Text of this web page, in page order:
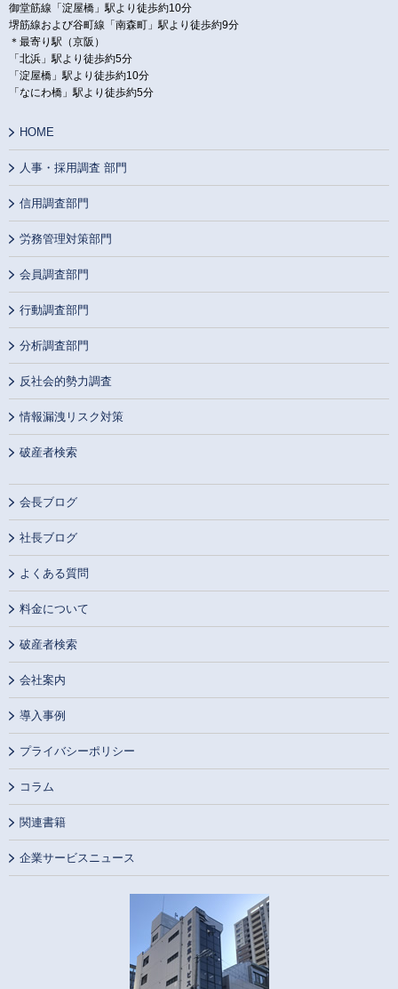
御堂筋線「淀屋橋」駅より徒歩約10分
堺筋線および谷町線「南森町」駅より徒歩約9分
＊最寄り駅（京阪）
「北浜」駅より徒歩約5分
「淀屋橋」駅より徒歩約10分
「なにわ橋」駅より徒歩約5分
HOME
人事・採用調査 部門
信用調査部門
労務管理対策部門
会員調査部門
行動調査部門
分析調査部門
反社会的勢力調査
情報漏洩リスク対策
破産者検索
会長ブログ
社長ブログ
よくある質問
料金について
破産者検索
会社案内
導入事例
プライバシーポリシー
コラム
関連書籍
企業サービスニュース